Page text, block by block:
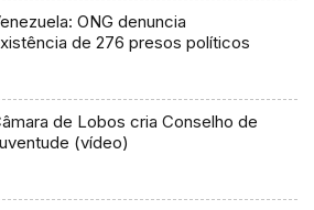
ONG denuncia
de 276 presos políticos
de Lobos cria Conselho de
(vídeo)